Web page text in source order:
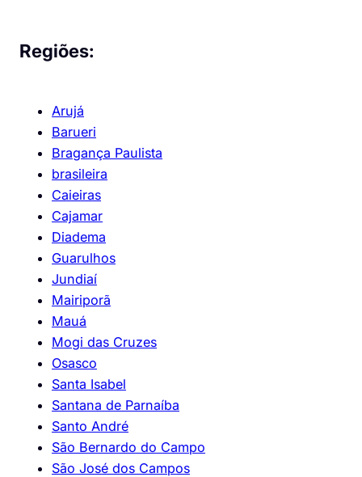
Regiões:
Arujá
Barueri
Bragança Paulista
brasileira
Caieiras
Cajamar
Diadema
Guarulhos
Jundiaí
Mairiporã
Mauá
Mogi das Cruzes
Osasco
Santa Isabel
Santana de Parnaíba
Santo André
São Bernardo do Campo
São José dos Campos